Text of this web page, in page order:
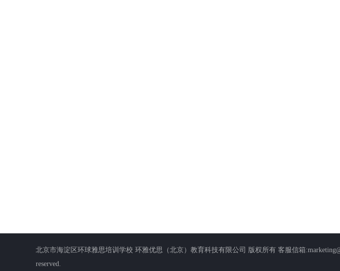
北京市海淀区环球雅思培训学校 环雅优思（北京）教育科技有限公司 版权所有 客服信箱
reserved.